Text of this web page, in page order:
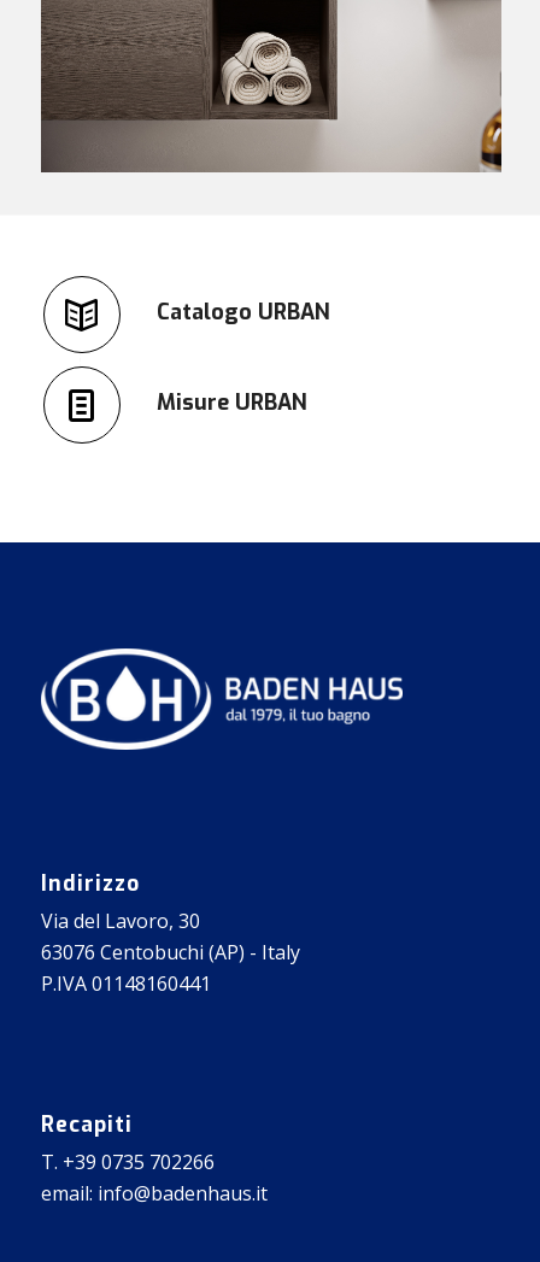
Catalogo URBAN
Misure URBAN
Indirizzo
Via del Lavoro, 30
63076 Centobuchi (AP) - Italy
P.IVA 01148160441
Recapiti
T. +39 0735 702266
email: info@badenhaus.it